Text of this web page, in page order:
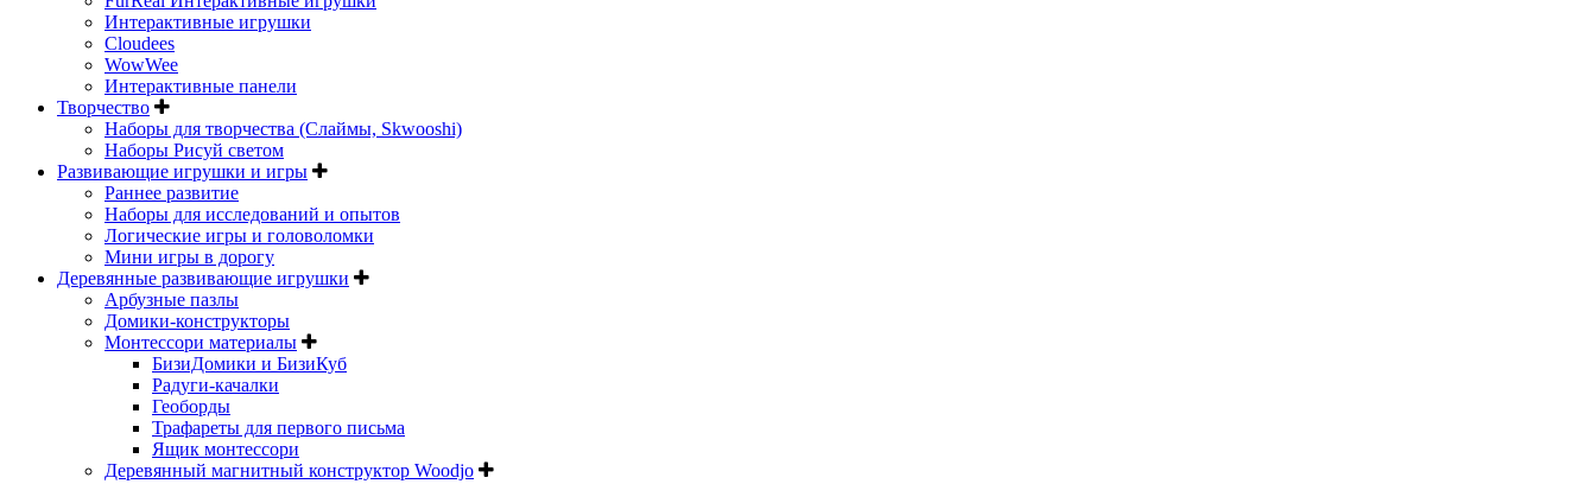
Интерактивные игрушки
Cloudees
WowWee
Интерактивные панели
Творчество
Наборы для творчества (Слаймы, Skwooshi)
Наборы Рисуй светом
Развивающие игрушки и игры
Раннее развитие
Наборы для исследований и опытов
Логические игры и головоломки
Мини игры в дорогу
Деревянные развивающие игрушки
Арбузные пазлы
Домики-конструкторы
Монтессори материалы
БизиДомики и БизиКуб
Радуги-качалки
Геоборды
Трафареты для первого письма
Ящик монтессори
Деревянный магнитный конструктор Woodjo